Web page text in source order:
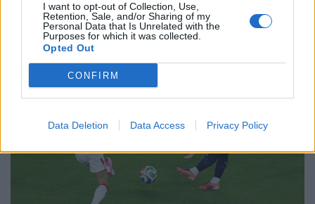
I want to opt-out of Collection, Use,
Retention, Sale, and/or Sharing of my
Personal Data that Is Unrelated with the
Purposes for which it was collected.
Opted Out
CONFIRM
Data Deletion Data Access Privacy Policy